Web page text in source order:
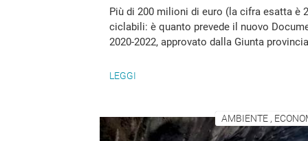
Più di 200 milioni di euro (la cifra esatta è
ciclabili: è quanto prevede il nuovo
2020-2022, approvato dalla Giunta
LEGGI
AMBIENTE ,